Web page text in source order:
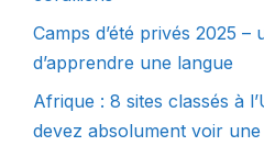
Camps d’été privés 2025 –
d’apprendre une langue
Afrique : 8 sites classés à
devez absolument voir